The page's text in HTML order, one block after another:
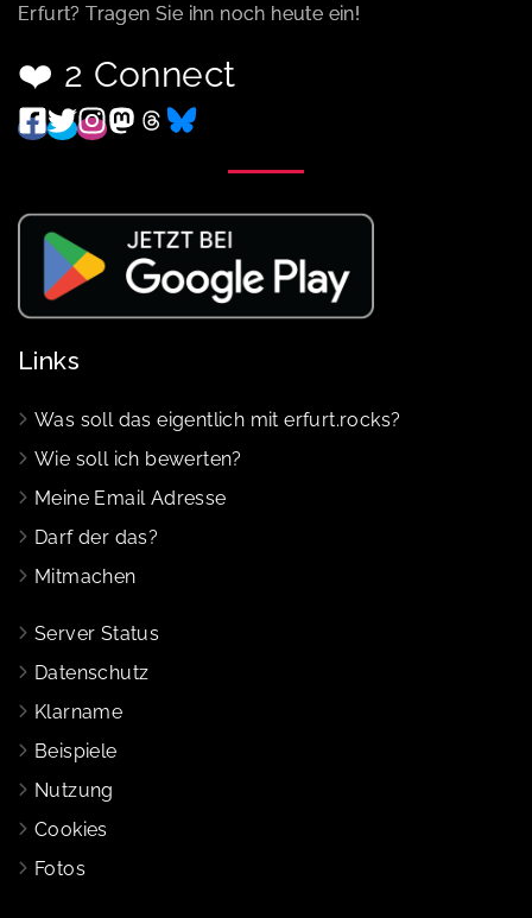
Erfurt? Tragen Sie ihn noch heute ein!
❤️ 2 Connect
Links
Was soll das eigentlich mit erfurt.rocks?
Wie soll ich bewerten?
Meine Email Adresse
Darf der das?
Mitmachen
Server Status
Datenschutz
Klarname
Beispiele
Nutzung
Cookies
Fotos